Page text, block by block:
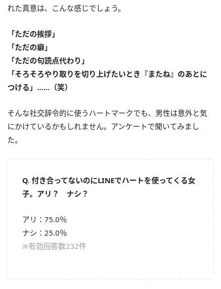
れた真意は、こんな感じでしょう。
「ただの挨拶」
「ただの癖」
「ただの句読点代わり」
「そろそろやり取りを切り上げたいとき『またね』のあとに
つける」……（笑）
そんな社交辞令的に使うハートマークでも、男性は意外と気
にかけているかもしれません。アンケートで聞いてみまし
た。
Q. 付き合ってないのにLINEでハートを使ってくる女
子。アリ？ ナシ？
アリ：75.0％
ナシ：25.0％
※有効回答数232件